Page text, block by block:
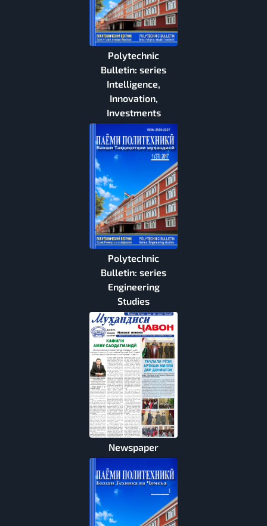
Polytechnic
Bulletin: series
Intelligence,
Innovation,
Investments
Polytechnic
Bulletin: series
Engineering
Studies
Newspaper